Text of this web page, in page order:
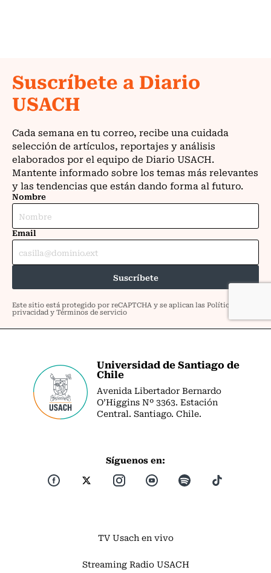
Universidad de Santiago de
Chile
Avenida Libertador Bernardo
O’Higgins Nº 3363. Estación
Central. Santiago. Chile.
Síguenos en:
TV Usach en vivo
Streaming Radio USACH